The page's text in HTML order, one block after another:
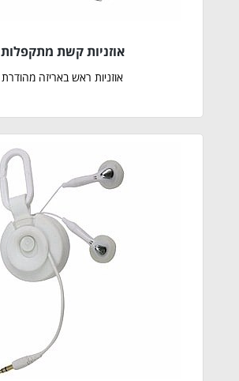
אוזניות קשת מתקפלות
אוזניות ראש באריזה מהודרת